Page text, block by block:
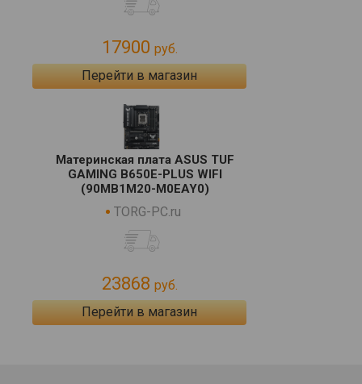
17900 руб.
Перейти в магазин
Материнская плата ASUS TUF
GAMING B650E-PLUS WIFI
(90MB1M20-M0EAY0)
TORG-PC.ru
23868 руб.
Перейти в магазин